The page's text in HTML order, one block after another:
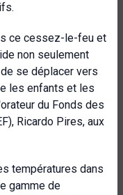
ce cessez-le-feu et
non seulement
se déplacer vers
les enfants et les
du Fonds des
Ricardo Pires, aux
températures dans
gamme de